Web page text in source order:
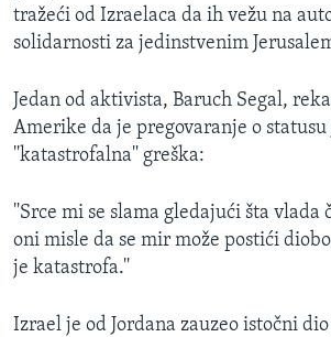
Jezici
tražeći od Izraelaca da ih vežu na
solidarnosti za jedinstvenim
Jedan od aktivista, Baruch Segal,
Amerike da je pregovaranje o statusu
''katastrofalna'' greška:
''Srce mi se slama gledajući šta vlada
oni misle da se mir može postići
je katastrofa.''
Izrael je od Jordana zauzeo istočni